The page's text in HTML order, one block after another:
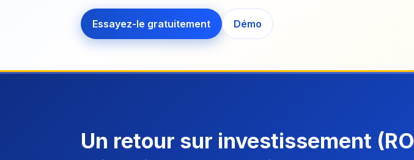
Essayez-le gratuitement Démo
Un retour sur investissement